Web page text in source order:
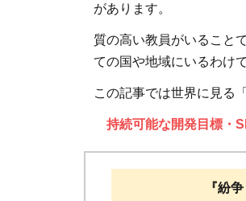
があります。
質の高い教員がいること
ての国や地域にいるわけ
この記事では世界に見る
持続可能な開発目標・
『紛